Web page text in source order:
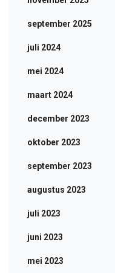
september 2025
juli 2024
mei 2024
maart 2024
december 2023
oktober 2023
september 2023
augustus 2023
juli 2023
juni 2023
mei 2023